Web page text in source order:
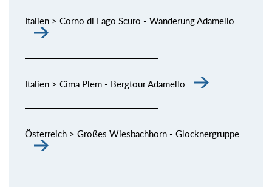
Italien > Corno di Lago Scuro - Wanderung Adamello
Italien > Cima Plem - Bergtour Adamello
Österreich > Großes Wiesbachhorn - Glocknergruppe